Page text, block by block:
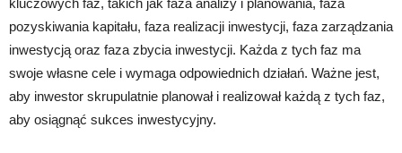
kluczowych faz, takich jak faza analizy i planowania, faza
pozyskiwania kapitału, faza realizacji inwestycji, faza zarządzania
inwestycją oraz faza zbycia inwestycji. Każda z tych faz ma
swoje własne cele i wymaga odpowiednich działań. Ważne jest,
aby inwestor skrupulatnie planował i realizował każdą z tych faz,
aby osiągnąć sukces inwestycyjny.